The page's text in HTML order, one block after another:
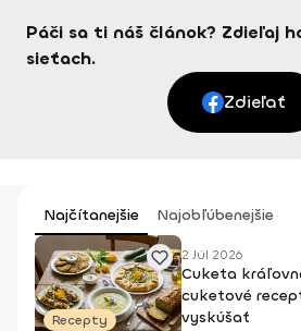
Páči sa ti náš článok? Zdieľaj
sieťach.
Zdieľať
Najčítanejšie Najobľúbenejšie
Recepty
2 Júl 2026
Cuketa
cuketové
vyskúšať